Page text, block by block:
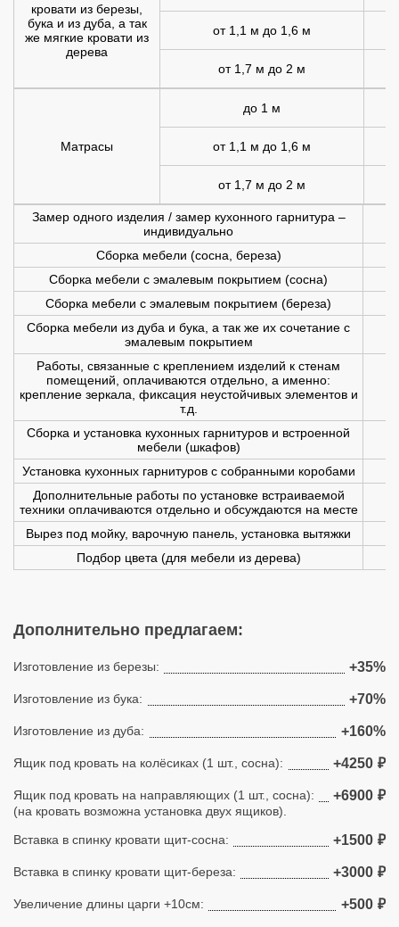
кровати из березы,
бука и из дуба, а так
же мягкие кровати из
дерева
от 1,1 м до 1,6 м
от 1,7 м до 2 м
Матрасы
до 1 м
от 1,1 м до 1,6 м
от 1,7 м до 2 м
Замер одного изделия / замер кухонного гарнитура –
индивидуально
Сборка мебели (сосна, береза)
Сборка мебели с эмалевым покрытием (сосна)
Сборка мебели с эмалевым покрытием (береза)
Сборка мебели из дуба и бука, а так же их сочетание с
эмалевым покрытием
Работы, связанные с креплением изделий к стенам
помещений, оплачиваются отдельно, а именно:
крепление зеркала, фиксация неустойчивых элементов и
т.д.
Сборка и установка кухонных гарнитуров и встроенной
мебели (шкафов)
Установка кухонных гарнитуров с собранными коробами
Дополнительные работы по установке встраиваемой
техники оплачиваются отдельно и обсуждаются на месте
Вырез под мойку, варочную панель, установка вытяжки
Подбор цвета (для мебели из дерева)
Дополнительно предлагаем:
Изготовление из березы: +35%
Изготовление из бука: +70%
Изготовление из дуба: +160%
Ящик под кровать на колёсиках (1 шт., сосна): +4250 ₽
Ящик под кровать на направляющих (1 шт., сосна): +6900 ₽
(на кровать возможна установка двух ящиков).
Вставка в спинку кровати щит-сосна:
+1500 ₽
Вставка в спинку кровати щит-береза: +3000 ₽
Увеличение длины царги +10см: +500 ₽